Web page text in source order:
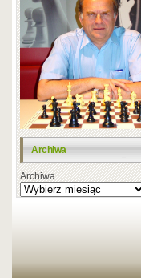
Archiwa
Archiwa